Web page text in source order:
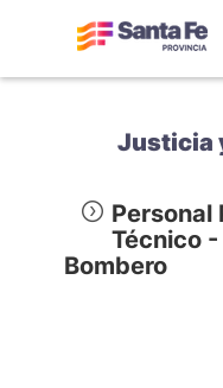
Justicia
Personal
Técnico
Bombero